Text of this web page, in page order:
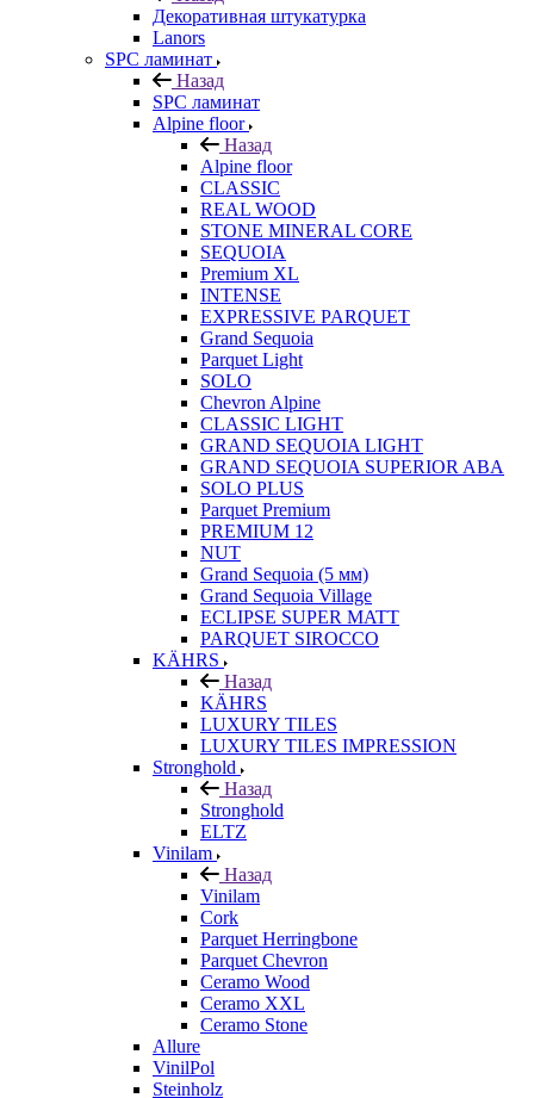
Декоративная штукатурка
Lanors
SPC ламинат
Назад
SPC ламинат
Alpine floor
Назад
Alpine floor
CLASSIC
REAL WOOD
STONE MINERAL CORE
SEQUOIA
Premium XL
INTENSE
EXPRESSIVE PARQUET
Grand Sequoia
Parquet Light
SOLO
Chevron Alpine
CLASSIC LIGHT
GRAND SEQUOIA LIGHT
GRAND SEQUOIA SUPERIOR ABA
SOLO PLUS
Parquet Premium
PREMIUM 12
NUT
Grand Sequoia (5 мм)
Grand Sequoia Village
ECLIPSE SUPER MATT
PARQUET SIROCCO
KÄHRS
Назад
KÄHRS
LUXURY TILES
LUXURY TILES IMPRESSION
Stronghold
Назад
Stronghold
ELTZ
Vinilam
Назад
Vinilam
Cork
Parquet Herringbone
Parquet Chevron
Ceramo Wood
Ceramo XXL
Ceramo Stone
Allure
VinilPol
Steinholz